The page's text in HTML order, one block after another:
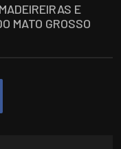
E
MATO GROSSO